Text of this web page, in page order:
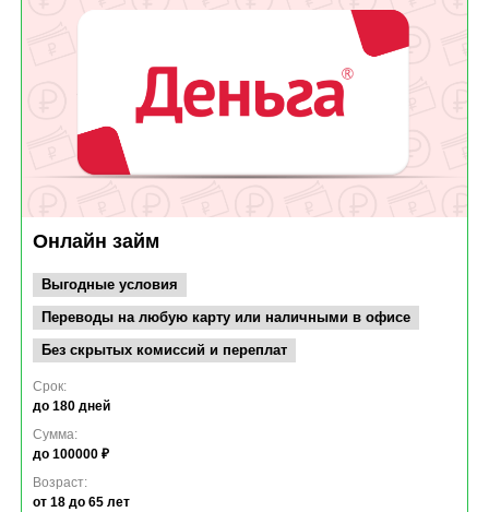
Онлайн займ
Выгодные условия
Переводы на любую карту или наличными в офисе
Без скрытых комиссий и переплат
Срок:
до 180 дней
Сумма:
до 100000 ₽
Возраст:
от 18 до 65 лет